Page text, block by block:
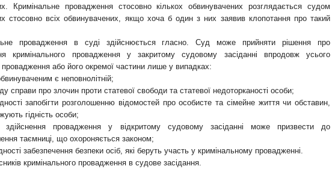
Кримінальне провадження стосовно кількох обвинувачених розглядається судом
стосовно всіх обвинувачених, якщо хоча б один з них заявив клопотання про такий
провадження в суді здійснюється гласно. Суд може прийняти рішення про
кримінального провадження у закритому судовому засіданні впродовж усього
провадження або його окремої частини лише у випадках:
є неповнолітній;
справи про злочин проти статевої свободи та статевої недоторканості особи;
запобігти розголошенню відомостей про особисте та сімейне життя чи обставин,
гідність особи;
провадження у відкритому судовому засіданні може призвести до
таємниці, що охороняється законом;
забезпечення безпеки осіб, які беруть участь у кримінальному провадженні.
кримінального провадження в судове засідання.